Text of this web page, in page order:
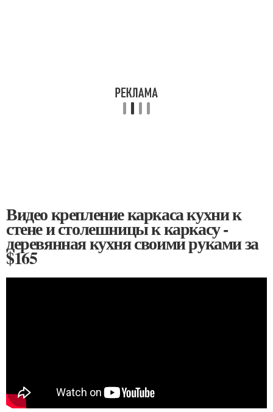
Видео крепление каркаса кухни к
стене и столешницы к каркасу -
деревянная кухня своими руками за
$165